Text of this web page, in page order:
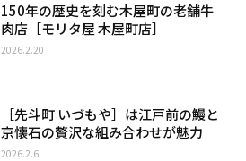
150年の歴史を刻む木屋町の老舗牛
肉店［モリタ屋 木屋町店］
2026.2.20
［先斗町 いづもや］は江戸前の鰻と
京懐石の贅沢な組み合わせが魅力
2026.2.6